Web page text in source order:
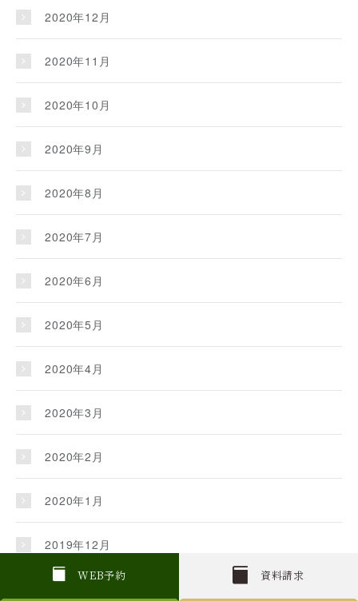
W EB予約 資料請求
2020年12月
2020年11月
2020年10月
2020年9月
2020年8月
2020年7月
2020年6月
2020年5月
2020年4月
2020年3月
2020年2月
2020年1月
2019年12月